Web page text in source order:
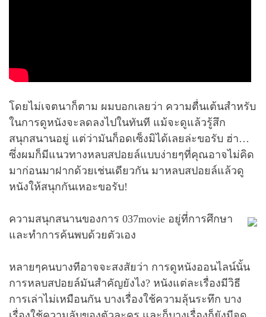
โดยไม่เจตนาก็ตาม ผมบอกเลยว่า ความตื่นเต้นสำหรับ
ในการดูหนังจะลดลงไปในทันที แม้จะดูแล้วรู้สึก
สนุกสนานอยู่ แต่ว่ามันก็อดเซ็งมิได้เลยล่ะขอรับ ฮ่า…
ซึ่งผมก็มีแนวทางหลบสปอยล์แบบง่ายๆที่คุณอาจไม่คิด
มาก่อนมาฝากด้วยเช่นเดียวกัน มาหลบสปอยล์แล้วดู
หนังให้สนุกกันเหอะขอรับ!
ความสนุกสนานของการ 037movie อยู่ที่การศึกษา
และทำการค้นพบด้วยตัวเอง
หลายๆคนบางทีอาจจะสงสัยว่า การดูหนังออนไลน์นั้น
การหลบสปอยล์มันสำคัญยังไง? หนังแต่ละเรื่องมีวิธี
การเล่าไม่เหมือนกัน บางเรื่องใช้ความลุ้นระทึก บาง